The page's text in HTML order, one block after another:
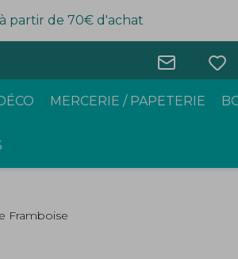
partir de 70€ d'achat
MERCERIE / PAPETERIE
Framboise